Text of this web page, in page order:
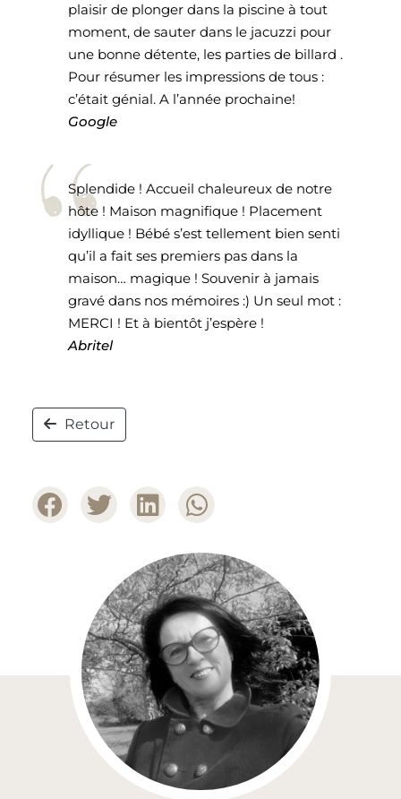
plaisir de plonger dans la piscine à tout
moment, de sauter dans le jacuzzi pour
une bonne détente, les parties de billard .
Pour résumer les impressions de tous :
c’était génial. A l’année prochaine!
Google
Splendide ! Accueil chaleureux de notre
hôte ! Maison magnifique ! Placement
idyllique ! Bébé s’est tellement bien senti
qu’il a fait ses premiers pas dans la
maison… magique ! Souvenir à jamais
gravé dans nos mémoires :) Un seul mot :
MERCI ! Et à bientôt j’espère !
Abritel
Retour